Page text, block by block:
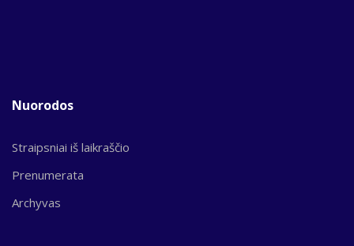
Nuorodos
Straipsniai iš laikraščio
Prenumerata
Archyvas